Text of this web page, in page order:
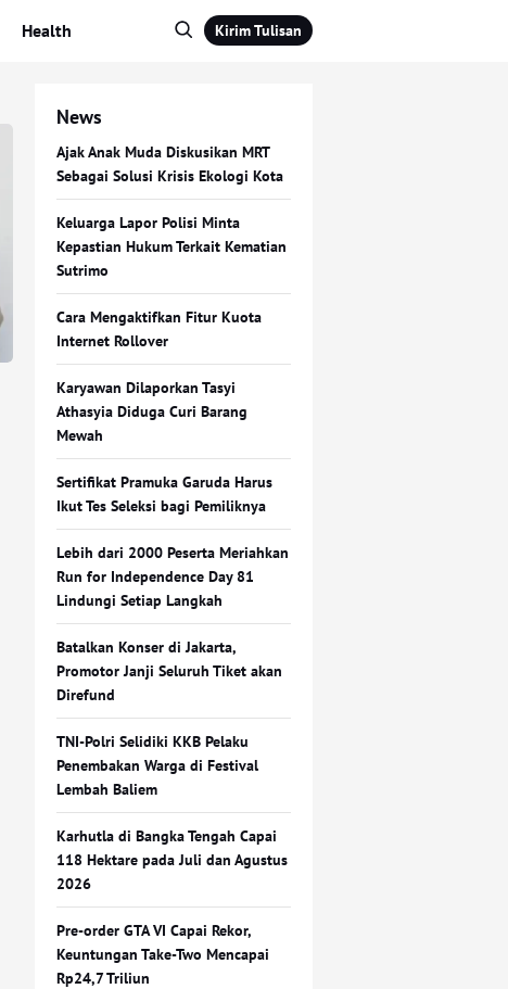
Health Kirim Tulisan
News
Ajak Anak Muda Diskusikan MRT
Sebagai Solusi Krisis Ekologi Kota
Keluarga Lapor Polisi Minta
Kepastian Hukum Terkait Kematian
Sutrimo
Cara Mengaktifkan Fitur Kuota
Internet Rollover
Karyawan Dilaporkan Tasyi
Athasyia Diduga Curi Barang
Mewah
Sertifikat Pramuka Garuda Harus
Ikut Tes Seleksi bagi Pemiliknya
Lebih dari 2000 Peserta Meriahkan
Run for Independence Day 81
Lindungi Setiap Langkah
Batalkan Konser di Jakarta,
Promotor Janji Seluruh Tiket akan
Direfund
TNI-Polri Selidiki KKB Pelaku
Penembakan Warga di Festival
Lembah Baliem
Karhutla di Bangka Tengah Capai
118 Hektare pada Juli dan Agustus
2026
Pre-order GTA VI Capai Rekor,
Keuntungan Take-Two Mencapai
Rp24,7 Triliun